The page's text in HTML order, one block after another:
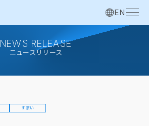
EN
NEWS RELEASE
ニュースリリース
すまい